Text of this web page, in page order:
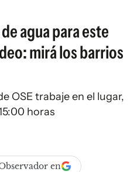
agua para este
mirá los barrios
OSE trabaje en el lugar,
horas
en